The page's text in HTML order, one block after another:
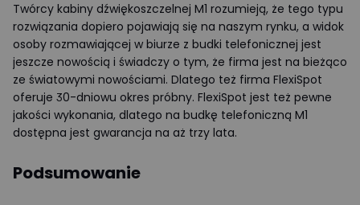
Twórcy kabiny dźwiękoszczelnej M1 rozumieją, że tego typu
rozwiązania dopiero pojawiają się na naszym rynku, a widok
osoby rozmawiającej w biurze z budki telefonicznej jest
jeszcze nowością i świadczy o tym, że firma jest na bieżąco
ze światowymi nowościami. Dlatego też firma FlexiSpot
oferuje 30-dniowu okres próbny. FlexiSpot jest też pewne
jakości wykonania, dlatego na budkę telefoniczną M1
dostępna jest gwarancja na aż trzy lata.
Podsumowanie